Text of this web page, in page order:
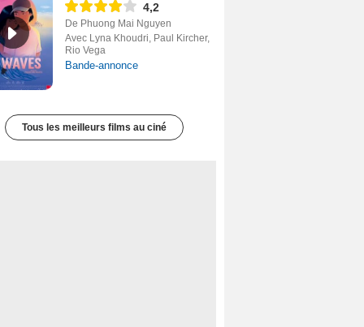
4,2
De Phuong Mai Nguyen
Avec Lyna Khoudri, Paul Kircher,
Rio Vega
Bande-annonce
Tous les meilleurs films au ciné